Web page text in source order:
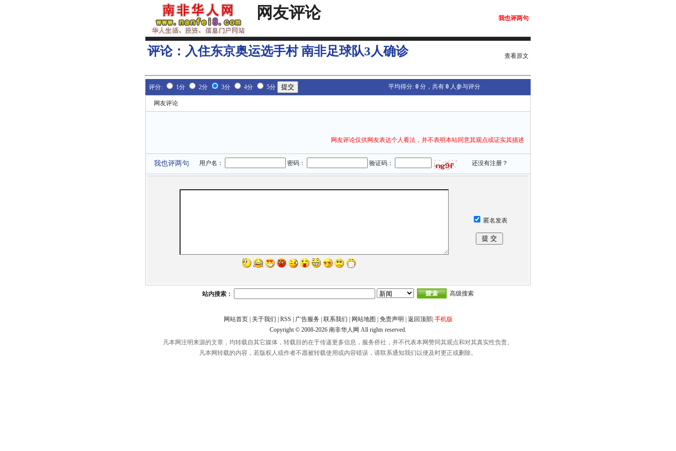
网友评论 我也评两句
评论： 入住东京奥运选手村 南非足球队3人确诊 查看原文
评分: 1分 2分 3分 4分 5分 平均得分: 0 分，共有 0 人参与评分
网友评论
网友评论仅供网友表达个人看法，并不表明本站同意其观点或证实其描述
我也评两句 用户名： 密码： 验证码： 还没有注册？
匿名发表
站内搜索： 高级搜索
网站首页| 关于我们 RSS 广告服务 联系我们 网站地图 免责声明 返回顶部| 手机版
Copyright © 2008-2026 南非华人网 All rights reserved.
凡本网注明来源的文章，均转载自其它媒体，转载目的在于传递更多信息，服务侨社，并不代表本网赞同其观点和对其真实性负责。
凡本网转载的内容，若版权人或作者不愿被转载使用或内容错误，请联系通知我们以便及时更正或删除。